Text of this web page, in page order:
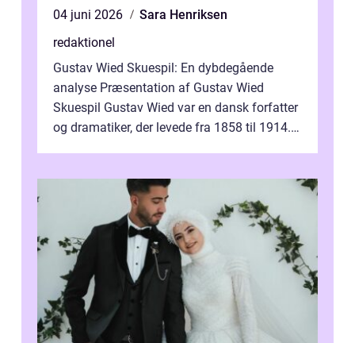
04 juni 2026
Sara Henriksen
redaktionel
Gustav Wied Skuespil: En dybdegående
analyse Præsentation af Gustav Wied
Skuespil Gustav Wied var en dansk forfatter
og dramatiker, der levede fra 1858 til 1914.